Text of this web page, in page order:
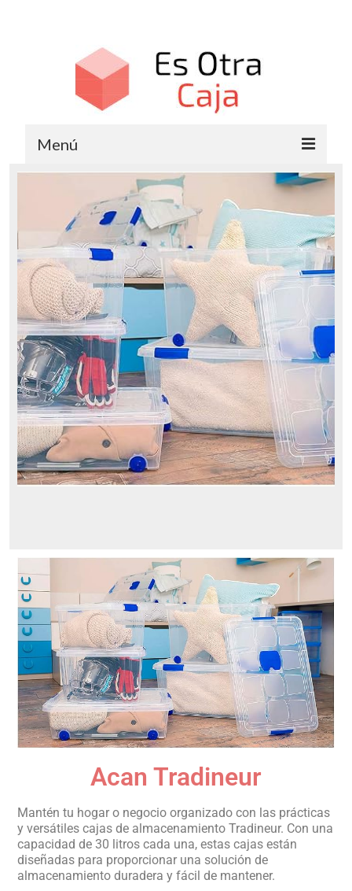
Menú
Cajas de Cartón
Cajas de Plástico
Cajas de Madera
Cajas Metálicas
Cajas Organizadoras
Cajas de Regalo
Blog
Comprar
en
Amazon
Acan Tradineur
Mantén tu hogar o negocio organizado con las prácticas
y versátiles cajas de almacenamiento Tradineur. Con una
capacidad de 30 litros cada una, estas cajas están
diseñadas para proporcionar una solución de
almacenamiento duradera y fácil de mantener.